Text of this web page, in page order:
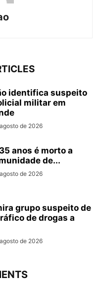
identifica suspeito
militar em
de 2026
anos é morto a
de...
de 2026
grupo suspeito de
de drogas a
de 2026